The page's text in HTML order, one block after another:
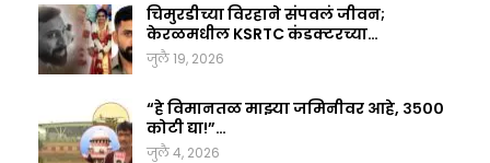
चिमुरडीच्या विरहाने संपवलं जीवन;
केरळमधील KSRTC कंडक्टरच्या…
जुलै 19, 2026
“हे विमानतळ माझ्या जमिनीवर आहे, ३५००
कोटी द्या!”…
जुलै 4, 2026